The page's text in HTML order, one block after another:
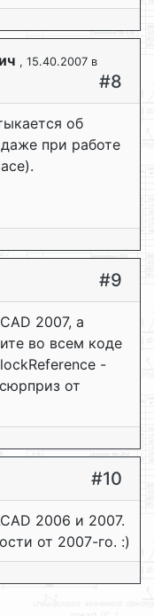
, 15.40.2007 в
#8
об
при работе
#9
2007, а
во всем коде
-
от
#10
2006 и 2007.
от 2007-го. :)